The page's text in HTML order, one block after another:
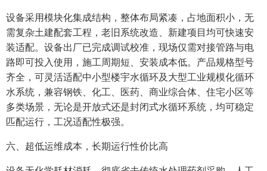
设备采用模块化集成结构，整体布局紧凑，占地面积小，无
需复杂土建配套工程，老旧系统改造、新建项目均可快速安
装适配。设备出厂已完成调试校准，现场仅需对接管路与电
路即可投入使用，施工周期短、安装成本低。产品规格型号
齐全，可灵活适配中小型楼宇水循环及大型工业规模化循环
水系统，兼容钢铁、化工、医药、商业综合体、住宅小区等
多类场景，无论是开放式还是封闭式水循环系统，均可稳定
匹配运行，工况适配性极强。
六、超低运维成本，长期运行性价比高